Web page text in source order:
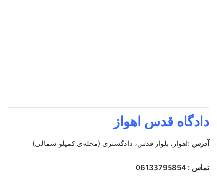
دادگاه قدس اهواز
آدرس :اهواز، بلوار قدس، دادگستری (محله‌ی کمپلو شمالی)
تماس : 06133795854